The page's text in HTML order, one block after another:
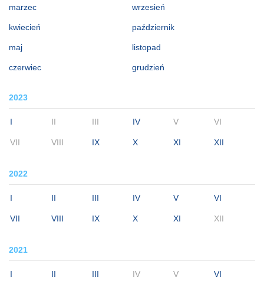
marzec
kwiecień
maj
czerwiec
wrzesień
październik
listopad
grudzień
2023
I II III IV V VI
VII VIII IX X XI XII
2022
I II III IV V VI
VII VIII IX X XI XII
2021
I II III IV V VI